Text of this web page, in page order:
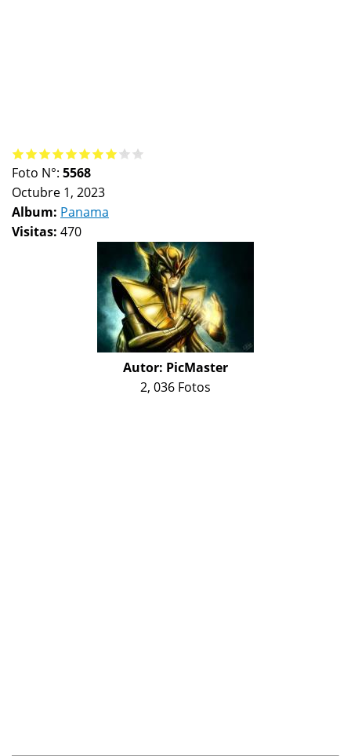
Foto N°: 5568
Octubre 1, 2023
Album: Panama
Visitas: 470
Autor: PicMaster
2, 036 Fotos